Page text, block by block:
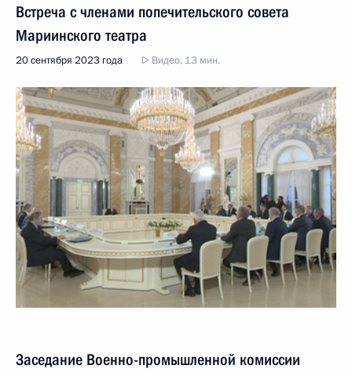
Встреча с членами попечительского совета
Мариинского театра
20 сентября 2023 года Видео, 13 мин.
Заседание Военно-промышленной комиссии